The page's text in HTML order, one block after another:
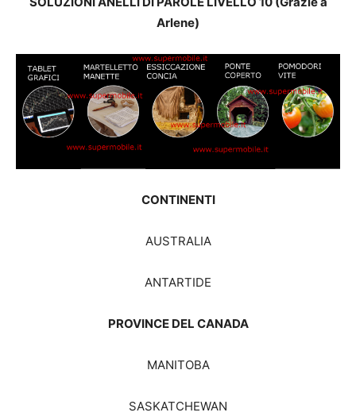
Arlene)
CONTINENTI
AUSTRALIA
ANTARTIDE
PROVINCE DEL CANADA
MANITOBA
SASKATCHEWAN